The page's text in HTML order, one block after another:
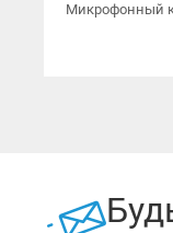
Микрофонный